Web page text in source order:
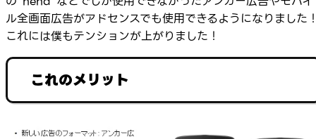
ル全画面広告がアドセンスでも使用できるようになりました
これには僕もテンションが上がりました！
これのメリット